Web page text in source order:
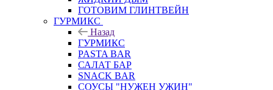
ГОТОВИМ ГЛИНТВЕЙН
ГУРМИКС
Назад
ГУРМИКС
PASTA BAR
САЛАТ БАР
SNACK BAR
СОУСЫ "НУЖЕН УЖИН"